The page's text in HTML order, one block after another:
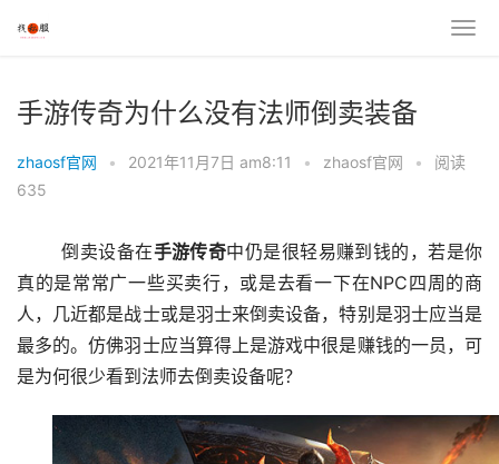
手游传奇为什么没有法师倒卖装备
zhaosf官网 • 2021年11月7日 am8:11 • zhaosf官网 •
阅读
635
	倒卖设备在
手游传奇中仍是很轻易赚到钱的，若是你
真的是常常广一些买卖行，或是去看一下在NPC四周的商
人，几近都是战士或是羽士来倒卖设备，特别是羽士应当是
最多的。仿佛羽士应当算得上是游戏中很是赚钱的一员，可
是为何很少看到法师去倒卖设备呢？